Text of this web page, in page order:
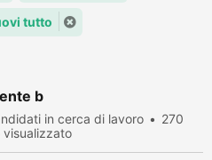
tutto
b
in cerca di lavoro
270
visualizzato